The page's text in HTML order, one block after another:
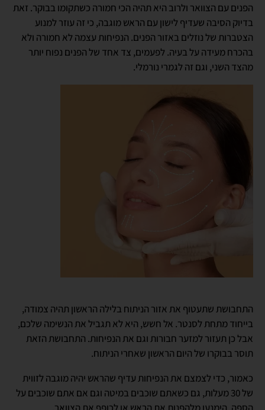
הפנים עם הצוואר ולרוב היא תהיה הכי חמורה כשתקומו בבוקר. זאת
בדיוק הסיבה שעדיף לישון עם הראש מוגבה, כי זה עוזר למנוע
הצטברות של נוזלים באזור הפנים. הנפיחות עצמה לא חמורה ולא
בהכרח מעידה על בעיה. לפעמים, צד אחד של הפנים נפוח יותר
מהצד השני, וגם זה לגמרי נורמלי.
התחבושת שתעטוף את אזור הניתוח בלילה הראשון תהיה צמודה,
בייחוד מתחת לסנטר. אל חשש, היא לא תגביל את הנשימה שלכם,
אבל כן תעזור למזער חבורות וגם את הנפיחות. התחבושת הזאת
תוסר בבוקרו של היום הראשון שאחרי הניתוח.
כאמור, כדי לצמצם את הנפיחות עדיף שהראש יהיה מוגבה לזווית
של 30 מעלות, גם כשאתם שוכבים במיטה וגם אם אתם שוכבים על